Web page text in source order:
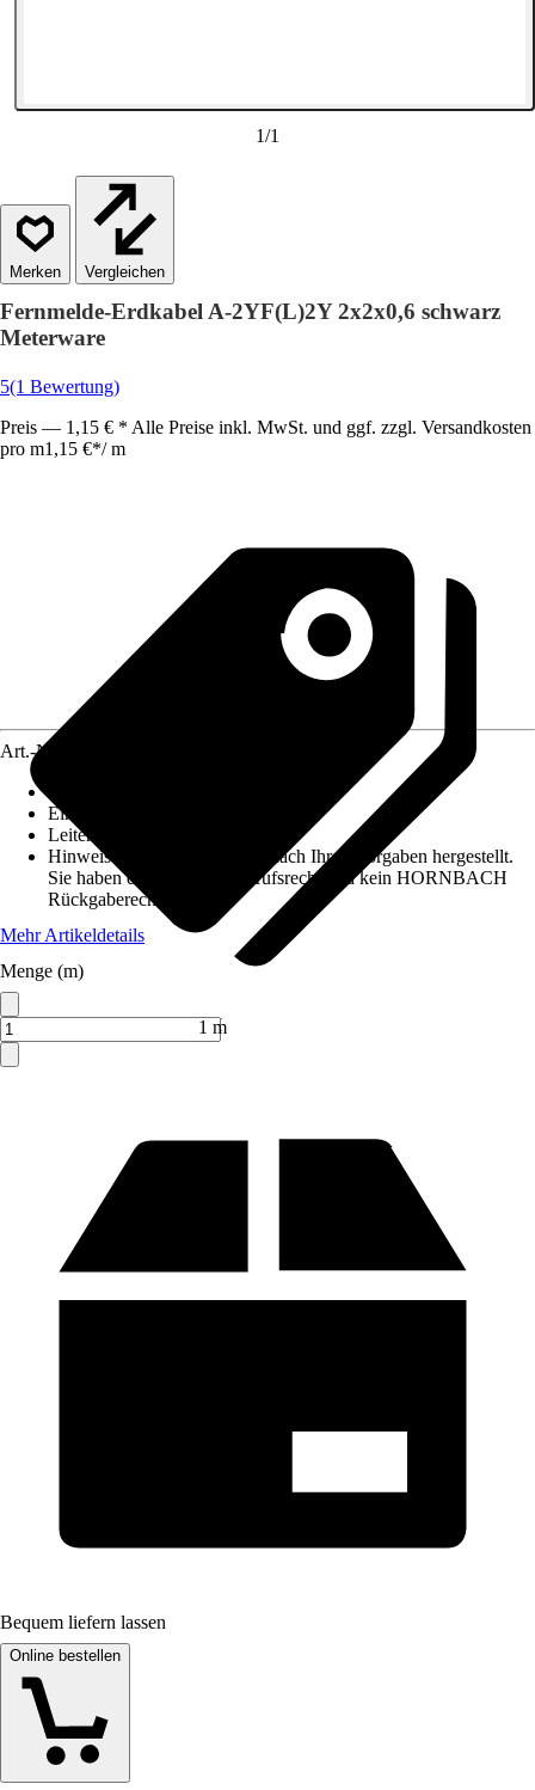
1/1
Vergleichen
Fernmelde-Erdkabel A-2YF(L)2Y 2x2x0,6 schwarz
Meterware
5(1 Bewertung)
Preis — 1,15 € * Alle Preise inkl. MwSt. und ggf. zzgl. Versandkosten
pro m1,15 €*/ m
Verkauf durch:HORNBACH
Art.-Nr.
Einheit
Leiterquerschnitt
Hinweis: Dieser Artikel wird nach Ihren Vorgaben hergestellt.
Sie haben daher kein Widerrufsrecht und kein HORNBACH
Rückgaberecht.
Mehr Artikeldetails
Menge (m)
1 m
Bequem liefern lassen
Online bestellen